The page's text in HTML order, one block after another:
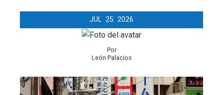
JUL 25 2026
Por
León Palacios